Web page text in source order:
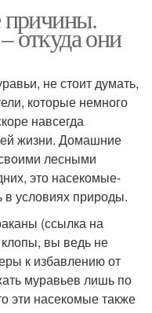
причины.
откуда они
не стоит думать,
которые немного
навсегда
жизни. Домашние
лесными
это насекомые-
в условиях природы.
(ссылка на
вы ведь не
к избавлению от
муравьев лишь по
эти насекомые также